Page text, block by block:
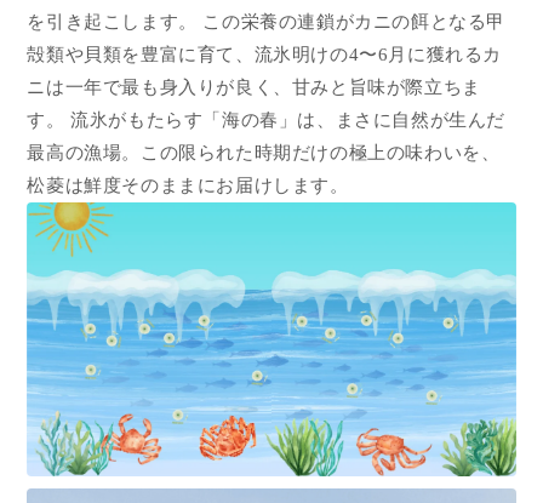
を引き起こします。 この栄養の連鎖がカニの餌となる甲
殻類や貝類を豊富に育て、流氷明けの4〜6月に獲れるカ
ニは一年で最も身入りが良く、甘みと旨味が際立ちま
す。 流氷がもたらす「海の春」は、まさに自然が生んだ
最高の漁場。この限られた時期だけの極上の味わいを、
松菱は鮮度そのままにお届けします。